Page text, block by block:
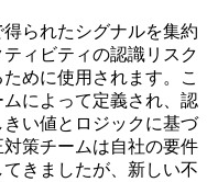
られたシグナルを集約
ィビティの認識リスク
めに使用されます。こ
によって定義され、認
い値とロジックに基づ
策チームは自社の要件
きましたが、新しい不